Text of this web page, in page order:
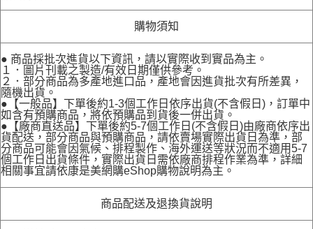
購物須知
● 商品採批次進貨以下資訊，請以實際收到實品為主。
１．圖片刊載之製造/有效日期僅供參考。
２．部分商品為多產地進口品，產地會因進貨批次有所差異，
隨機出貨。
●【一般品】下單後約1-3個工作日依序出貨(不含假日)，訂單中
如含有預購商品，將依預購品到貨後一併出貨。
●【廠商直送品】下單後約5-7個工作日(不含假日)由廠商依序出
貨配送，部分商品與預購商品，請依賣場實際出貨日為準，部
分商品可能會因氣候、排程製作、海外運送等狀況而不適用5-7
個工作日出貨條件，實際出貨日需依廠商排程作業為準，詳細
相關事宜請依康是美網購eShop購物說明為主。
商品配送及退換貨說明